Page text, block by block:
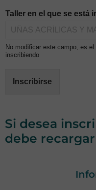
Taller en el que se está
No modificar este campo, es
inscribiendo
Inscribirse
Si desea
debe